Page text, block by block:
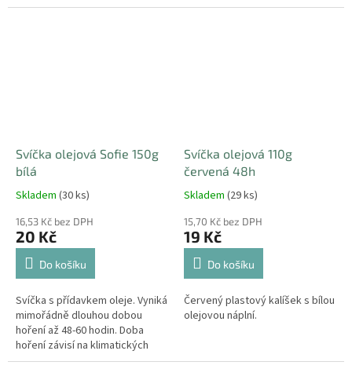
Svíčka olejová Sofie 150g
bílá
Skladem (30 ks)
16,53 Kč bez DPH
20 Kč
Do košíku
Svíčka s přídavkem oleje. Vyniká
mimořádně dlouhou dobou
hoření až 48-60 hodin. Doba
hoření závisí na klimatických
podmínkách. Určeno pro
Svíčka olejová 110g
červená 48h
Skladem (29 ks)
15,70 Kč bez DPH
19 Kč
Do košíku
Červený plastový kalíšek s bílou
olejovou náplní.